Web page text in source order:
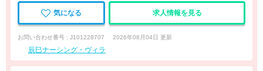
気になる 求人情報を見る
お問い合わせ番号 : J101228707 2026年08月04日 更新
辰巳ナーシング・ヴィラ